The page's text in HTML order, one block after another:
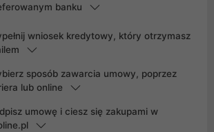
banku
wniosek kredytowy, który otrzymasz
sposób zawarcia umowy, poprzez
lub online
umowę i ciesz się zakupami w